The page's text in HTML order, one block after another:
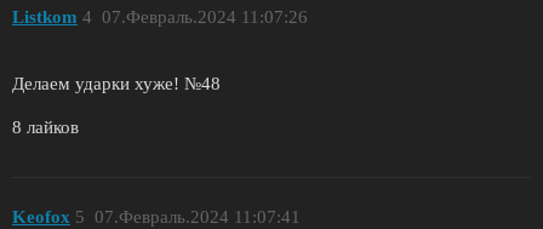
Listkom 07.Февраль.2024 11:07:26
4
Делаем ударки хуже! №48
8 лайков
Keofox 07.Февраль.2024 11:07:41
5